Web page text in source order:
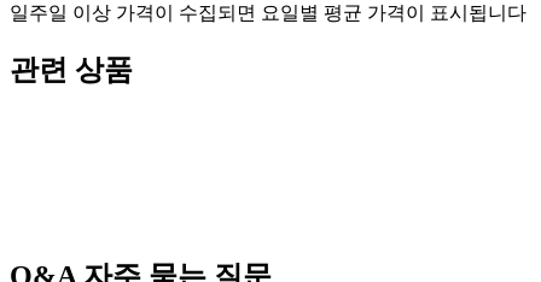
일주일 이상 가격이 수집되면 요일별 평균 가격이 표시됩니다
관련 상품